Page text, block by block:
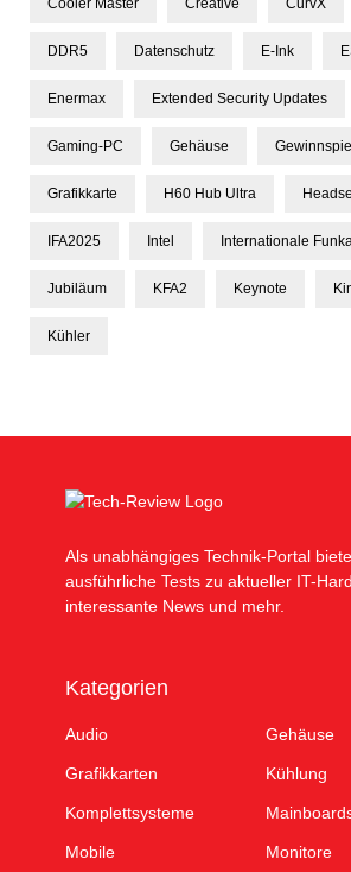
Cooler Master Creative CurvX
DDR5 Datenschutz E-Ink
Enermax Extended Security Updates
Gaming-PC Gehäuse Gewinnspiel
Grafikkarte H60 Hub Ultra
IFA2025 Intel Internationale
Jubiläum KFA2 Keynote
Kühler
Als unabhängiges Technik-Portal
ausführliche Tests zu aktueller IT-
interessante News und mehr.
Kategorien
Audio Gehäuse
Grafikkarten Kühlung
Komplettsysteme
Mobile Monitore